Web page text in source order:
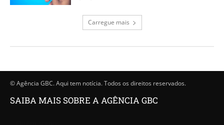
Carregue mais
© Agência GBC. Aqui tem notícia. Todos os direitos reservados.
SAIBA MAIS SOBRE A AGÊNCIA GBC